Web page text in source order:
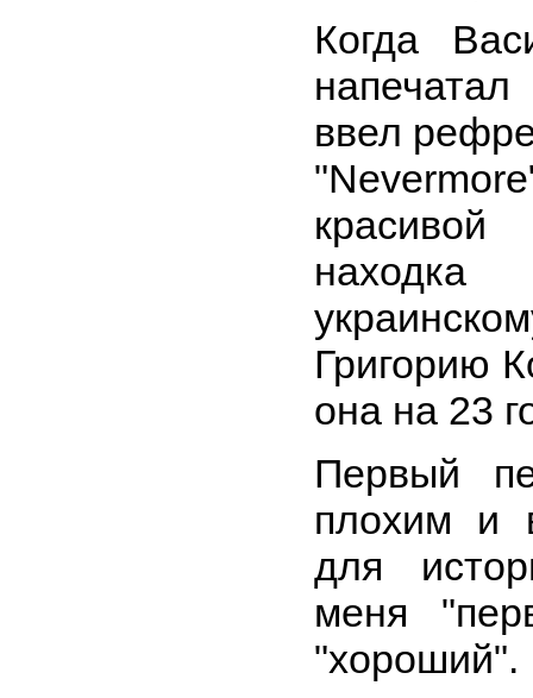
Когда
ввел
Григорию
она на 23
Первый
плохим и
для
меня
"хороший".